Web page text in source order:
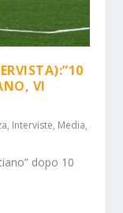
VI
, Interviste, Media,
dopo 10